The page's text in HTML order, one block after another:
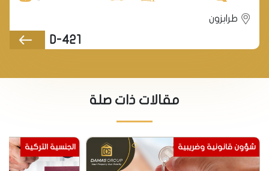
طرابزون
D-421
مقالات ذات صلة
شؤون قانونية وضريبية الجنسية التركية